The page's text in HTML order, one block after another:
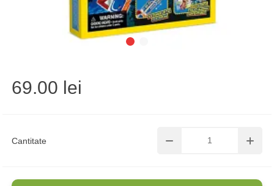
Cantitate
69.00 lei